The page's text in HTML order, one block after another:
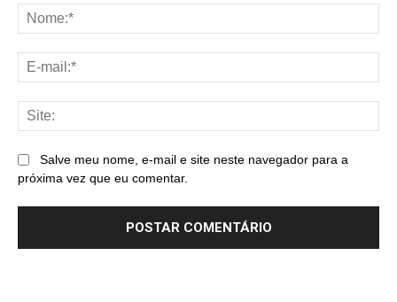
Salve meu nome, e-mail e site neste navegador para a
próxima vez que eu comentar.